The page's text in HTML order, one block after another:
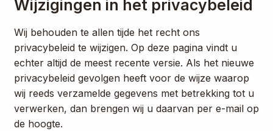
Wijzigingen in het privacybeleid
Wij behouden te allen tijde het recht ons
privacybeleid te wijzigen. Op deze pagina vindt u
echter altijd de meest recente versie. Als het nieuwe
privacybeleid gevolgen heeft voor de wijze waarop
wij reeds verzamelde gegevens met betrekking tot u
verwerken, dan brengen wij u daarvan per e-mail op
de hoogte.